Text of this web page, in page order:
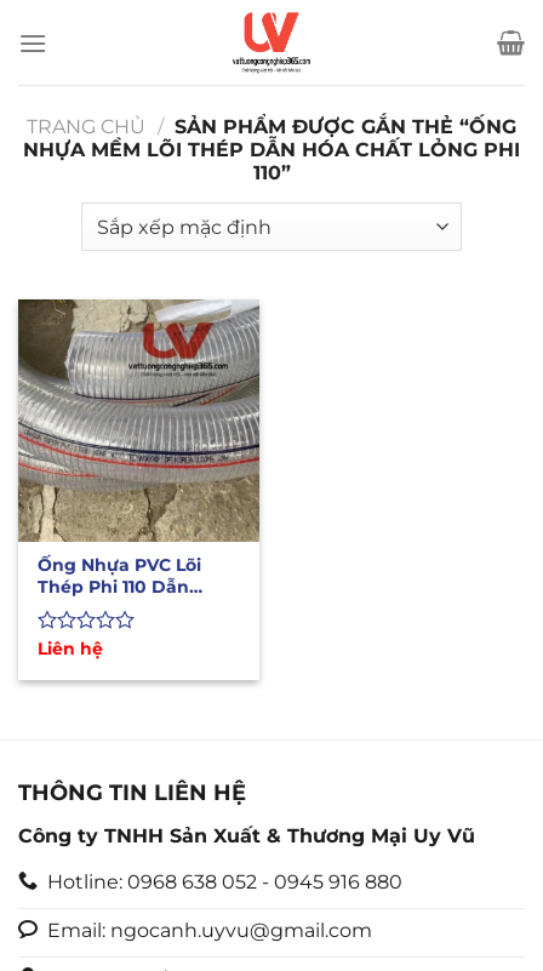
qua
TRANG CHỦ
/ SẢN PHẨM ĐƯỢC GẮN THẺ “ỐNG
NHỰA MỀM LÕI THÉP DẪN HÓA CHẤT LỎNG PHI
110”
Ống Nhựa PVC Lõi
Thép Phi 110 Dẫn
Nước, Xăng Dầu, Hóa
Chất
Được
hạng
Liên hệ
THÔNG TIN LIÊN HỆ
Công ty TNHH Sản Xuất & Thương Mại Uy Vũ
Hotline: 0968 638 052 - 0945 916 880
Email: ngocanh.uyvu@gmail.com